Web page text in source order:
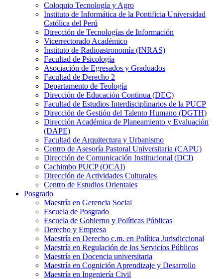
Coloquio Tecnología y Agro
Instituto de Informática de la Pontificia Universidad
Católica del Perú
Dirección de Tecnologías de Información
Vicerrectorado Académico
Instituto de Radioastronomía (INRAS)
Facultad de Psicología
Asociación de Egresados y Graduados
Facultad de Derecho 2
Departamento de Teología
Dirección de Educación Continua (DEC)
Facultad de Estudios Interdisciplinarios de la PUCP
Dirección de Gestión del Talento Humano (DGTH)
Dirección Académica de Planeamiento y Evaluación
(DAPE)
Facultad de Arquitectura y Urbanismo
Centro de Asesoría Pastoral Universitaria (CAPU)
Dirección de Comunicación Institucional (DCI)
Cachimbo PUCP (OCAI)
Dirección de Actividades Culturales
Centro de Estudios Orientales
Posgrado
Maestría en Gerencia Social
Escuela de Posgrado
Escuela de Gobierno y Políticas Públicas
Derecho y Empresa
Maestría en Derecho c.m. en Política Jurisdiccional
Maestría en Regulación de los Servicios Públicos
Maestría en Docencia universitaria
Maestría en Cognición Aprendizaje y Desarrollo
Maestría en Ingeniería Civil